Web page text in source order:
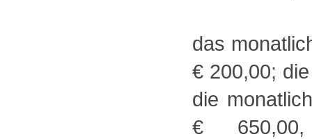
das
€ 200,00;
die
€